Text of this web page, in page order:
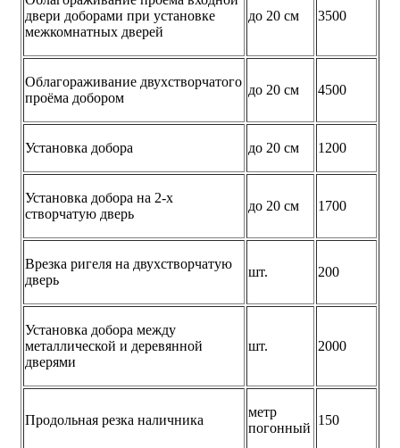
двери доборами при установке
межкомнатных дверей
до 20 см 3500
Облагораживание двухстворчатого
проёма добором
до 20 см 4500
Установка добора до 20 см 1200
Установка добора на 2-х
створчатую дверь
до 20 см 1700
Врезка ригеля на двухстворчатую
дверь
шт. 200
Установка добора между
металлической и деревянной
дверями
шт. 2000
Продольная резка наличника
метр
погонный
150